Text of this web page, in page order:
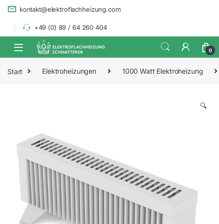
Skip to navigation
Skip to content
kontakt@elektroflachheizung.com
+49 (0) 89 / 64 260 404
0
Start Elektroheizungen 1000 Watt Elektroheizung
🔍